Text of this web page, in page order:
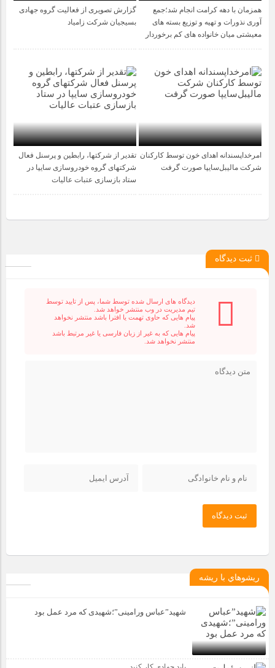
همزمان با دهه کرامت انجام شد؛جمع
آوری نذورات و تهیه و توزیع بسته های
معیشتی میان خانواده های کم برخوردار
1 سال قبل
گزارش تصویری از فعالیت گروه جهادی
بسیجیان شرکت زامیاد
امرخداپسندانه اهدای خون توسط کارکنان
شرکت مالیبل‌سایپا صورت گرفت
1 سال قبل
تقدیر از شرکتها، رابطین و پرسنل فعال
شرکتهای گروه خودروسازی سایپا در
ستاد بازسازی عتبات عالیات
ثبت دیدگاه
دیدگاه های ارسال شده توسط شما، پس از تایید توسط
تیم مدیریت در وب منتشر خواهد شد.
پیام هایی که حاوی تهمت یا افترا باشد منتشر نخواهد
شد.
پیام هایی که به غیر از زبان فارسی یا غیر مرتبط باشد
منتشر نخواهد شد.
ثبت دیدگاه
ريشوهاي با ريشه
شهید”عباس ورامینی”؛شهیدی که مرد عمل بود